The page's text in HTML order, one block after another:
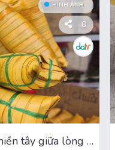
HÌNH ẢNH
0
Bánh quê Thúy Nguyễn: Vị miền tây giữa lòng Tân Bình